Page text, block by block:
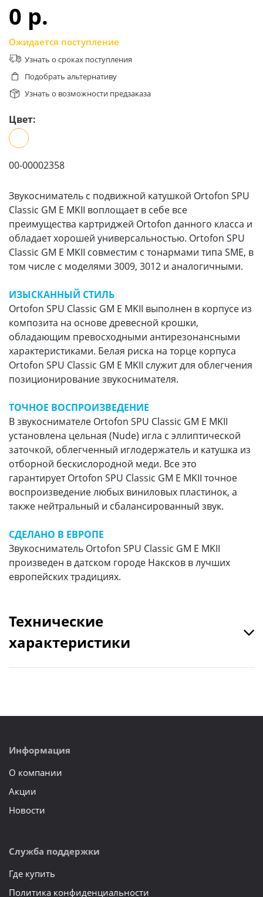
0 p.
Ожидается поступление
Узнать о сроках поступления
Подобрать альтернативу
Узнать о возможности предзаказа
Цвет:
00-00002358
Звукосниматель с подвижной катушкой Ortofon SPU
Classic GM E MKII воплощает в себе все
преимущества картриджей Ortofon данного класса и
обладает хорошей универсальностью. Ortofon SPU
Classic GM E MKII совместим с тонармами типа SME, в
том числе с моделями 3009, 3012 и аналогичными.
ИЗЫСКАННЫЙ СТИЛЬ
Ortofon SPU Classic GM E MKII выполнен в корпусе из
композита на основе древесной крошки,
обладающим превосходными антирезонансными
характеристиками. Белая риска на торце корпуса
Ortofon SPU Classic GM E MKII служит для облегчения
позиционирование звукоснимателя.
ТОЧНОЕ ВОСПРОИЗВЕДЕНИЕ
В звукоснимателе Ortofon SPU Classic GM E MKII
установлена цельная (Nude) игла с эллиптической
заточкой, облегченный иглодержатель и катушка из
отборной бескислородной меди. Все это
гарантирует Ortofon SPU Classic GM E MKII точное
воспроизведение любых виниловых пластинок, а
также нейтральный и сбалансированный звук.
СДЕЛАНО В ЕВРОПЕ
Звукосниматель Ortofon SPU Classic GM E MKII
произведен в датском городе Наксков в лучших
европейских традициях.
Технические
характеристики
Информация
О компании
Акции
Новости
Служба поддержки
Где купить
Политика конфиденциальности